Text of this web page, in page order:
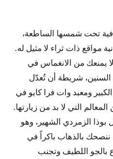
تحت شمسها الساطعة،
مواقع ذات ثراء لا مثيل له.
يمنعك من الانغماس في
السنين، شريطة أن تُعدّل
ومعبد وات فرا كايو في
التي لا بد من زيارتها.
الزمردي الشهير، وهو
بالذهاب باكراً في
بالجو اللطيف وتجنب